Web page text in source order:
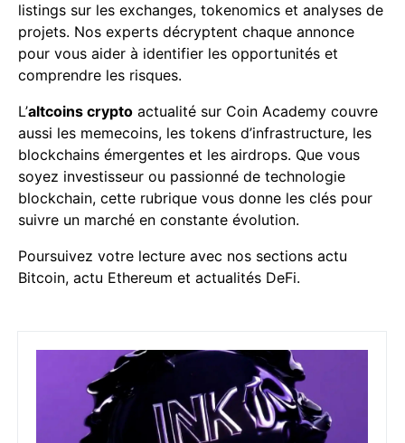
listings sur les exchanges, tokenomics et analyses de
projets. Nos experts décryptent chaque annonce
pour vous aider à identifier les opportunités et
comprendre les risques.
L’altcoins crypto actualité sur Coin Academy couvre
aussi les memecoins, les tokens d’infrastructure, les
blockchains émergentes et les airdrops. Que vous
soyez investisseur ou passionné de technologie
blockchain, cette rubrique vous donne les clés pour
suivre un marché en constante évolution.
Poursuivez votre lecture avec nos sections actu
Bitcoin, actu Ethereum et actualités DeFi.
Kraken lance sa blockchain Ink : un layer 2